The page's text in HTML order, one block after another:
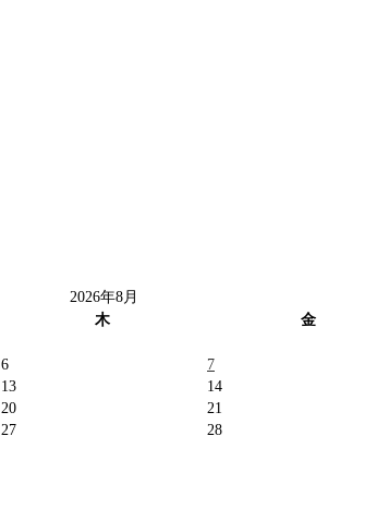
2026年8月
木 金
6 7
13 14
20 21
27 28